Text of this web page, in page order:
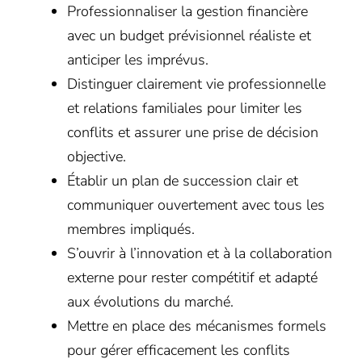
Professionnaliser la gestion financière
avec un budget prévisionnel réaliste et
anticiper les imprévus.
Distinguer clairement vie professionnelle
et relations familiales pour limiter les
conflits et assurer une prise de décision
objective.
Établir un plan de succession clair et
communiquer ouvertement avec tous les
membres impliqués.
S’ouvrir à l’innovation et à la collaboration
externe pour rester compétitif et adapté
aux évolutions du marché.
Mettre en place des mécanismes formels
pour gérer efficacement les conflits